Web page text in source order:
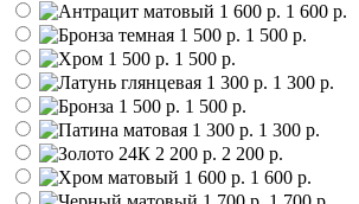
1 600 р.
1 500 р.
1 500 р.
1 300 р.
1 500 р.
1 300 р.
2 200 р.
1 600 р.